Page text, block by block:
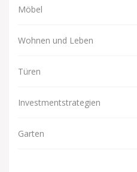
Möbel
Wohnen und Leben
Türen
Investmentstrategien
Garten